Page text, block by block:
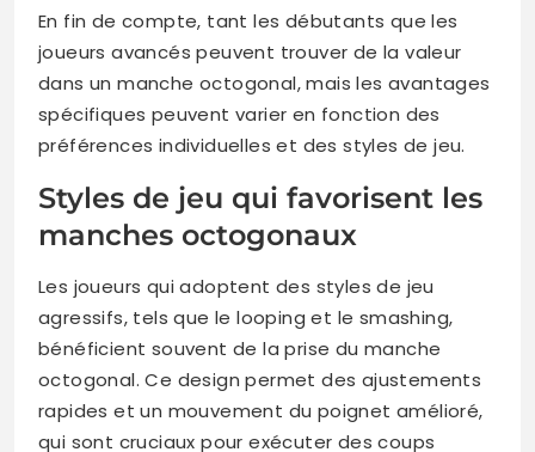
En fin de compte, tant les débutants que les
joueurs avancés peuvent trouver de la valeur
dans un manche octogonal, mais les avantages
spécifiques peuvent varier en fonction des
préférences individuelles et des styles de jeu.
Styles de jeu qui favorisent les
manches octogonaux
Les joueurs qui adoptent des styles de jeu
agressifs, tels que le looping et le smashing,
bénéficient souvent de la prise du manche
octogonal. Ce design permet des ajustements
rapides et un mouvement du poignet amélioré,
qui sont cruciaux pour exécuter des coups